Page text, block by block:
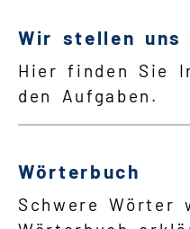
Wir stellen uns
Hier finden Sie
den Aufgaben.
Wörterbuch
Schwere Wörter